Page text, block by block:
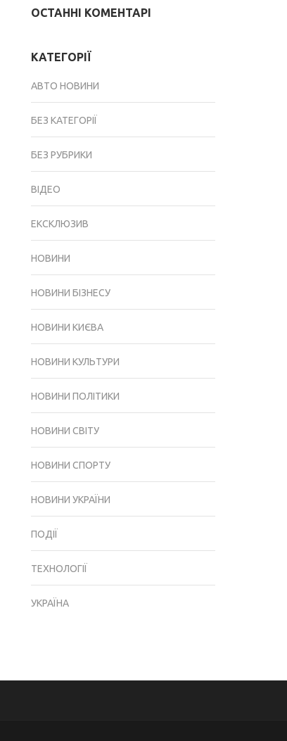
ОСТАННІ КОМЕНТАРІ
КАТЕГОРІЇ
АВТО НОВИНИ
БЕЗ КАТЕГОРІЇ
БЕЗ РУБРИКИ
ВІДЕО
ЕКСКЛЮЗИВ
НОВИНИ
НОВИНИ БІЗНЕСУ
НОВИНИ КИЄВА
НОВИНИ КУЛЬТУРИ
НОВИНИ ПОЛІТИКИ
НОВИНИ СВІТУ
НОВИНИ СПОРТУ
НОВИНИ УКРАЇНИ
ПОДІЇ
ТЕХНОЛОГІЇ
УКРАЇНА